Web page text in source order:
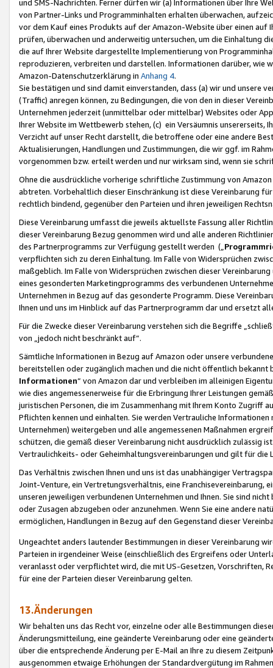
und SMS-Nachrichten. Ferner dürfen wir (a) Informationen über Ihre
von Partner-Links und Programminhalten erhalten überwachen,
vor dem Kauf eines Produkts auf der Amazon-Website über einen
prüfen, überwachen und anderweitig untersuchen, um die Einhaltung
die auf Ihrer Website dargestellte Implementierung von
reproduzieren, verbreiten und darstellen. Informationen darüber, wie
Amazon-Datenschutzerklärung in Anhang 4.
Sie bestätigen und sind damit einverstanden, dass (a) wir und
(Traffic) anregen können, zu Bedingungen, die von den in dieser
Unternehmen jederzeit (unmittelbar oder mittelbar) Websites oder
Ihrer Website im Wettbewerb stehen, (c) ein Versäumnis unsererseits,
Verzicht auf unser Recht darstellt, die betroffene oder eine andere
Aktualisierungen, Handlungen und Zustimmungen, die wir ggf. im
vorgenommen bzw. erteilt werden und nur wirksam sind, wenn sie
Ohne die ausdrückliche vorherige schriftliche Zustimmung von
abtreten. Vorbehaltlich dieser Einschränkung ist diese Vereinbarung
rechtlich bindend, gegenüber den Parteien und ihren jeweiligen
Diese Vereinbarung umfasst die jeweils aktuellste Fassung aller
dieser Vereinbarung Bezug genommen wird und alle anderen
des Partnerprogramms zur Verfügung gestellt werden („
verpflichten sich zu deren Einhaltung. Im Falle von Widersprüchen
maßgeblich. Im Falle von Widersprüchen zwischen dieser
eines gesonderten Marketingprogramms des verbundenen
Unternehmen in Bezug auf das gesonderte Programm. Diese
Ihnen und uns im Hinblick auf das Partnerprogramm dar und ersetzt
Für die Zwecke dieser Vereinbarung verstehen sich die Begriffe
von „jedoch nicht beschränkt auf“.
Sämtliche Informationen in Bezug auf Amazon oder unsere
bereitstellen oder zugänglich machen und die nicht öffentlich
Informationen“ von Amazon dar und verbleiben im alleinigen
wie dies angemessenerweise für die Erbringung Ihrer Leistungen
juristischen Personen, die im Zusammenhang mit Ihrem Konto
Pflichten kennen und einhalten. Sie werden Vertrauliche
Unternehmen) weitergeben und alle angemessenen Maßnahmen
schützen, die gemäß dieser Vereinbarung nicht ausdrücklich zulässig
Vertraulichkeits- oder Geheimhaltungsvereinbarungen und gilt für die
Das Verhältnis zwischen Ihnen und uns ist das unabhängiger
Joint-Venture, ein Vertretungsverhältnis, eine Franchisevereinbarung,
unseren jeweiligen verbundenen Unternehmen und Ihnen. Sie sind
oder Zusagen abzugeben oder anzunehmen. Wenn Sie eine andere
ermöglichen, Handlungen in Bezug auf den Gegenstand dieser
Ungeachtet anders lautender Bestimmungen in dieser Vereinbarung
Parteien in irgendeiner Weise (einschließlich des Ergreifens oder
veranlasst oder verpflichtet wird, die mit US-Gesetzen, Vorschriften,
für eine der Parteien dieser Vereinbarung gelten.
13.Änderungen
Wir behalten uns das Recht vor, einzelne oder alle Bestimmungen
Änderungsmitteilung, eine geänderte Vereinbarung oder eine
über die entsprechende Änderung per E-Mail an Ihre zu diesem
ausgenommen etwaige Erhöhungen der Standardvergütung im